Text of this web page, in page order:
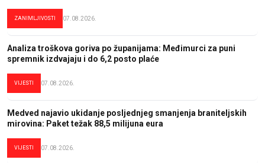
ZANIMLJIVOSTI 07.08.2026.
Analiza troškova goriva po županijama: Međimurci za puni
spremnik izdvajaju i do 6,2 posto plaće
VIJESTI 07.08.2026.
Medved najavio ukidanje posljednjeg smanjenja braniteljskih
mirovina: Paket težak 88,5 milijuna eura
VIJESTI 07.08.2026.